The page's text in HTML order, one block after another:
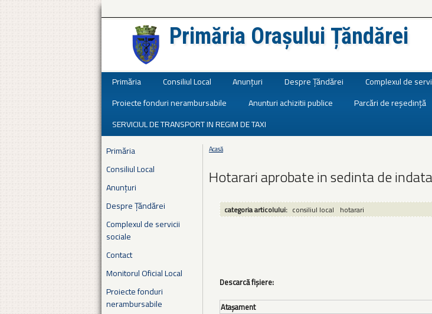
Primăria Orașului Țăndărei
Primăria Consiliul Local Anunțuri Despre Țăndărei Complexul de
Proiecte fonduri nerambursabile
Anunturi achizitii publice Parcări de reședință
SERVICIUL DE TRANSPORT IN REGIM DE TAXI
Primăria
Consiliul Local
Anunțuri
Despre Țăndărei
Complexul de servicii
sociale
Contact
Monitorul Oficial Local
Proiecte fonduri
nerambursabile
Eşti aici
Acasă
Hotarari aprobate in sedinta de
categoria articolului: consiliul local hotarari
Descarcă fișiere:
Ataşament